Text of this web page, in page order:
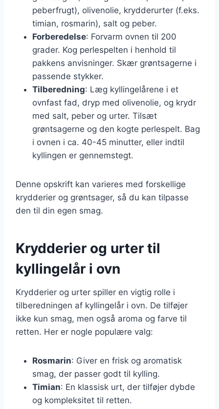
peberfrugt), olivenolie, krydderurter (f.eks.
timian, rosmarin), salt og peber.
Forberedelse: Forvarm ovnen til 200
grader. Kog perlespelten i henhold til
pakkens anvisninger. Skær grøntsagerne i
passende stykker.
Tilberedning: Læg kyllingelårene i et
ovnfast fad, dryp med olivenolie, og krydr
med salt, peber og urter. Tilsæt
grøntsagerne og den kogte perlespelt. Bag
i ovnen i ca. 40-45 minutter, eller indtil
kyllingen er gennemstegt.
Denne opskrift kan varieres med forskellige
krydderier og grøntsager, så du kan tilpasse
den til din egen smag.
Krydderier og urter til
kyllingelår i ovn
Krydderier og urter spiller en vigtig rolle i
tilberedningen af kyllingelår i ovn. De tilføjer
ikke kun smag, men også aroma og farve til
retten. Her er nogle populære valg:
Rosmarin: Giver en frisk og aromatisk
smag, der passer godt til kylling.
Timian: En klassisk urt, der tilføjer dybde
og kompleksitet til retten.